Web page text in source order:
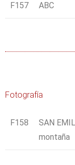
F157 ABC
Fotografía
F158
SAN
montaña